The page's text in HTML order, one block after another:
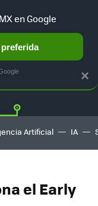
Twitter
Artificial IA
el Early
×
en Google